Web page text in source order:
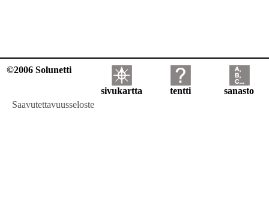
©2006 Solunetti
sivukartta tentti
sanasto
Saavutettavuusseloste